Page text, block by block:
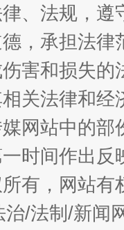
一
、法规，
，承担法
害和损失
关法律和
网站中的
时间作出
有，网站
/法制/新闻